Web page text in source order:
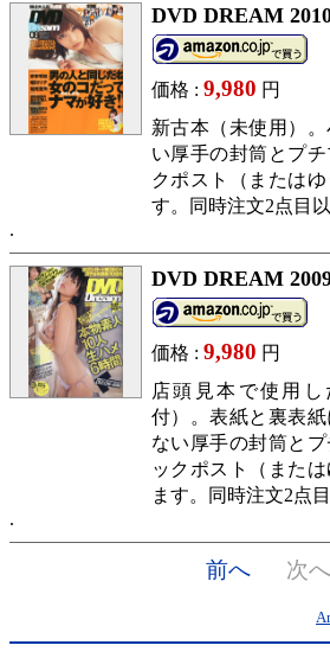
DVD DREAM
価格 : 9,980 円
新古本（未使用）
い厚手の封筒とプ
クポスト（または
す。同時注文2点目
DVD DREAM
価格 : 9,980 円
店頭見本で使用
付）。表紙と裏表
ない厚手の封筒と
ックポスト（また
ます。同時注文2点
前へ 次へ